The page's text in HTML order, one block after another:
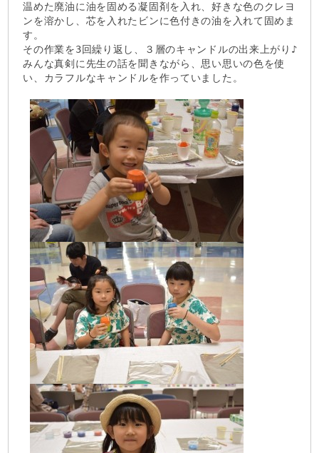
温めた廃油に油を固める凝固剤を入れ、好きな色のクレヨ
ンを溶かし、芯を入れたビンに色付きの油を入れて固めま
す。
その作業を3回繰り返し、３層のキャンドルの出来上がり♪
みんな真剣に先生の話を聞きながら、思い思いの色を使
い、カラフルなキャンドルを作っていました。